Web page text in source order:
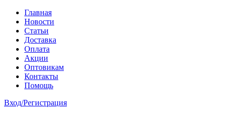
Главная
Новости
Статьи
Доставка
Оплата
Акции
Оптовикам
Контакты
Помощь
Вход/Регистрация